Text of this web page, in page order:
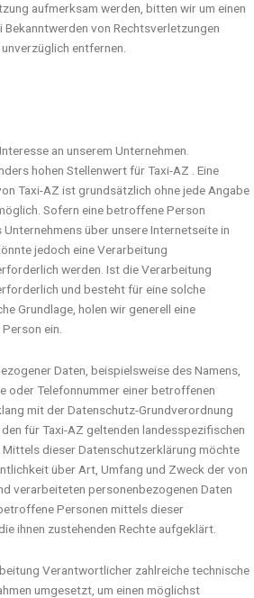
aufmerksam werden, bitten wir um einen
Bekanntwerden von Rechtsverletzungen
entfernen.
an unserem Unternehmen.
hohen Stellenwert für Taxi-AZ . Eine
Taxi-AZ ist grundsätzlich ohne jede Angabe
Sofern eine betroffene Person
über unsere Internetseite in
jedoch eine Verarbeitung
werden. Ist die Verarbeitung
und besteht für eine solche
Grundlage, holen wir generell eine
ein.
Daten, beispielsweise des Namens,
oder Telefonnummer einer betroffenen
mit der Datenschutz-Grundverordnung
für Taxi-AZ geltenden landesspezifischen
dieser Datenschutzerklärung möchte
über Art, Umfang und Zweck der von
verarbeiteten personenbezogenen Daten
Personen mittels dieser
ihnen zustehenden Rechte aufgeklärt.
Verantwortlicher zahlreiche technische
umgesetzt, um einen möglichst